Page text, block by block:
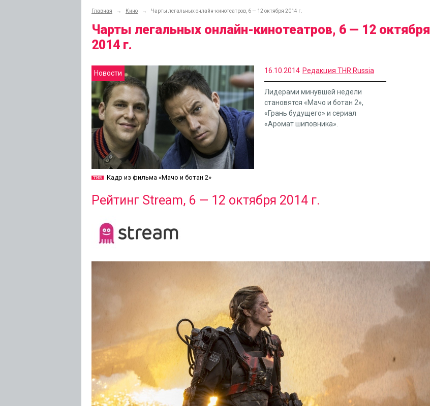
Главная → Кино → Чарты легальных онлайн-кинотеатров, 6 — 12 октября 2014 г.
Чарты легальных онлайн-кинотеатров, 6 — 12 октября
2014 г.
Новости
Кадр из фильма «Мачо и ботан 2»
16.10.2014 Редакция THR Russia
Лидерами минувшей недели
становятся «Мачо и ботан 2»,
«Грань будущего» и сериал
«Аромат шиповника».
Рейтинг Stream, 6 — 12 октября 2014 г.